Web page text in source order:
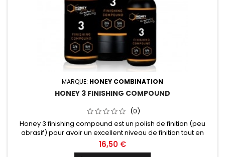
MARQUE: HONEY COMBINATION
HONEY 3 FINISHING COMPOUND
(0)
Honey 3 finishing compound est un polish de finition (peu
abrasif) pour avoir un excellent niveau de finition tout en
garantissant un résultat sans hologrammes. Contenance de
250ml, 500ml ou 1L au choix.
16,50 €